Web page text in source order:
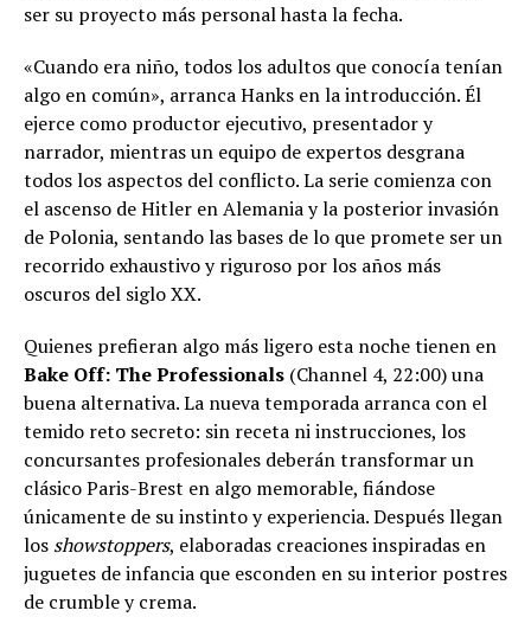
ser su proyecto más personal hasta la fecha.
«Cuando era niño, todos los adultos que conocía tenían
algo en común», arranca Hanks en la introducción. Él
ejerce como productor ejecutivo, presentador y
narrador, mientras un equipo de expertos desgrana
todos los aspectos del conflicto. La serie comienza con
el ascenso de Hitler en Alemania y la posterior invasión
de Polonia, sentando las bases de lo que promete ser un
recorrido exhaustivo y riguroso por los años más
oscuros del siglo XX.
Quienes prefieran algo más ligero esta noche tienen en
Bake Off: The Professionals (Channel 4, 22:00) una
buena alternativa. La nueva temporada arranca con el
temido reto secreto: sin receta ni instrucciones, los
concursantes profesionales deberán transformar un
clásico Paris-Brest en algo memorable, fiándose
únicamente de su instinto y experiencia. Después llegan
los showstoppers, elaboradas creaciones inspiradas en
juguetes de infancia que esconden en su interior postres
de crumble y crema.